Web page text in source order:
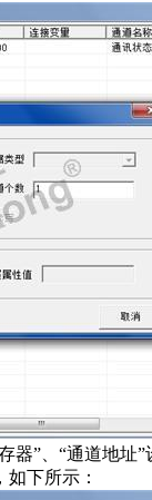
器”、“通道地址
下所示：